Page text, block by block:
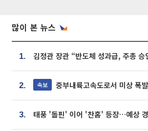
많이 본 뉴스
1.
2. 속보 중부내륙고속도로서 미상 폭
3.